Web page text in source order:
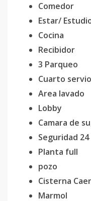
Comedor
Estar/
Cocina
Recibidor
3 Parqueo
Cuarto servio
Area lavado
Lobby
Camara de
Seguridad
Planta full
pozo
Cisterna
Marmol